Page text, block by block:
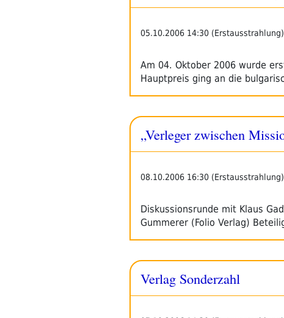
05.10.2006 14:30 (Erstausstrahlung)
Am 04. Oktober 2006 wurde
Hauptpreis ging an die
„Verleger zwischen
08.10.2006 16:30 (Erstausstrahlung)
Diskussionsrunde mit Klaus
Gummerer (Folio Verlag)
Verlag Sonderzahl